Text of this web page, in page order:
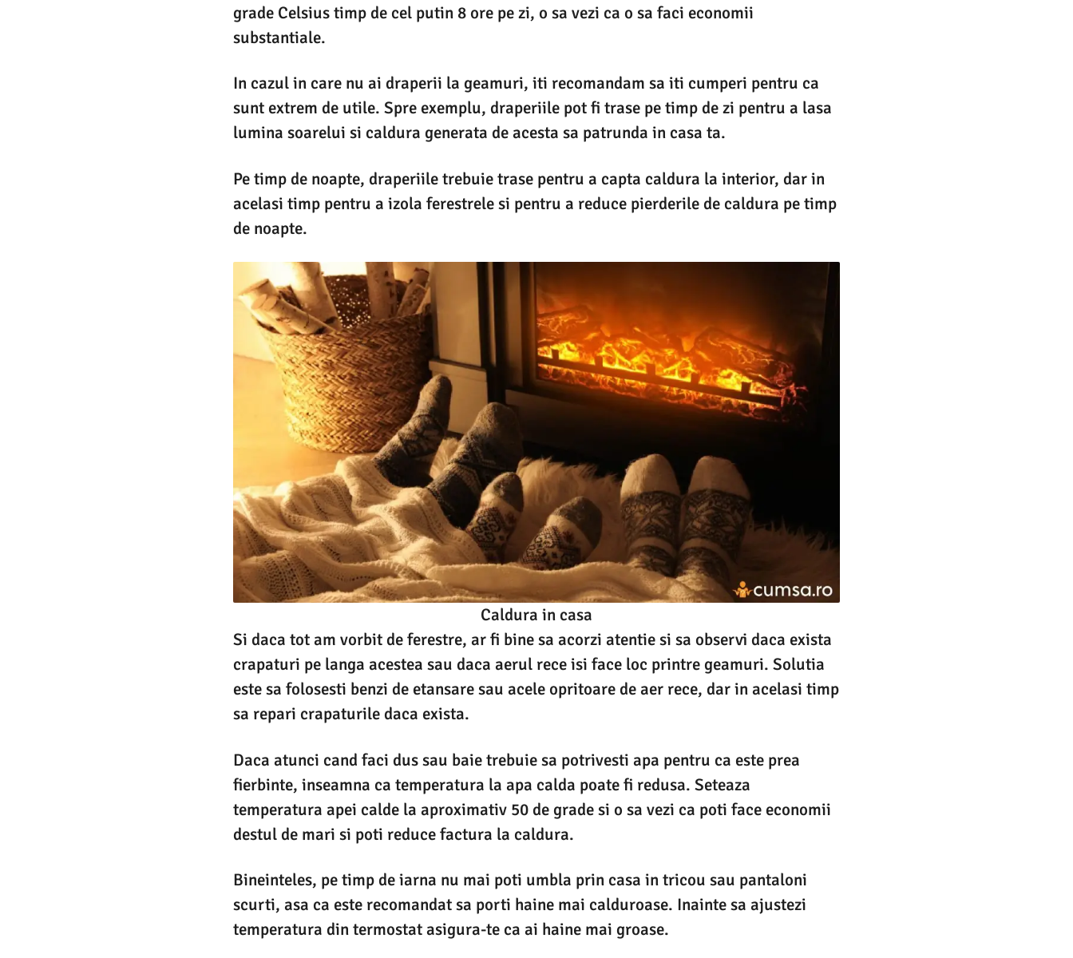
grade Celsius timp de cel putin 8 ore pe zi, o sa vezi ca o sa faci economii
substantiale.
In cazul in care nu ai draperii la geamuri, iti recomandam sa iti cumperi pentru ca
sunt extrem de utile. Spre exemplu, draperiile pot fi trase pe timp de zi pentru a lasa
lumina soarelui si caldura generata de acesta sa patrunda in casa ta.
Pe timp de noapte, draperiile trebuie trase pentru a capta caldura la interior, dar in
acelasi timp pentru a izola ferestrele si pentru a reduce pierderile de caldura pe timp
de noapte.
Caldura in casa
Si daca tot am vorbit de ferestre, ar fi bine sa acorzi atentie si sa observi daca exista
crapaturi pe langa acestea sau daca aerul rece isi face loc printre geamuri. Solutia
este sa folosesti benzi de etansare sau acele opritoare de aer rece, dar in acelasi timp
sa repari crapaturile daca exista.
Daca atunci cand faci dus sau baie trebuie sa potrivesti apa pentru ca este prea
fierbinte, inseamna ca temperatura la apa calda poate fi redusa. Seteaza
temperatura apei calde la aproximativ 50 de grade si o sa vezi ca poti face economii
destul de mari si poti reduce factura la caldura.
Bineinteles, pe timp de iarna nu mai poti umbla prin casa in tricou sau pantaloni
scurti, asa ca este recomandat sa porti haine mai calduroase. Inainte sa ajustezi
temperatura din termostat asigura-te ca ai haine mai groase.